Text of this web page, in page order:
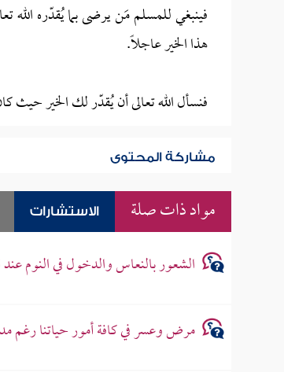
فينبغي للمسلم مَن يرضى بما يُقدّره الله
هذا الخير عاجلاً.
فنسأل الله تعالى أن يُقدّر لك الخير حيث
مشاركة المحتوى
مواد ذات صلة الاستشارات
الشعور بالنعاس والدخول في النوم
مرض وعسر في كافة أمور حياتنا رغم